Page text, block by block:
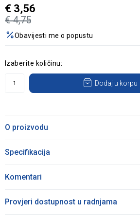
€ 4,75
€ 3,56
Obavijesti me o popustu
Izaberite količinu:
Dodaj u korpu
O proizvodu
Specifikacija
Komentari
Provjeri dostupnost u radnjama